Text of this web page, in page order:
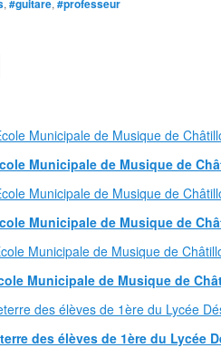
, #guitare, #professeur
Municipale de Musique de
Municipale de Musique de
Municipale de Musique de
des élèves de 1ère du Lycée